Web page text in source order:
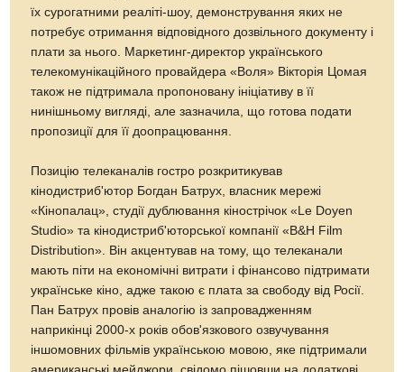
їх сурогатними реаліті-шоу, демонстрування яких не
потребує отримання відповідного дозвільного документу і
плати за нього. Маркетинг-директор українського
телекомунікаційного провайдера «Воля» Вікторія Цомая
також не підтримала пропоновану ініціативу в її
нинішньому вигляді, але зазначила, що готова подати
пропозиції для її доопрацювання.
Позицію телеканалів гостро розкритикував
кінодистриб'ютор Богдан Батрух, власник мережі
«Кінопалац», студії дублювання кінострічок «Le Doyen
Studio» та кінодистриб'юторської компанії «B&H Film
Distribution». Він акцентував на тому, що телеканали
мають піти на економічні витрати і фінансово підтримати
українське кіно, адже такою є плата за свободу від Росії.
Пан Батрух провів аналогію із запровадженням
наприкінці 2000-х років обов'язкового озвучування
іншомовних фільмів українською мовою, яке підтримали